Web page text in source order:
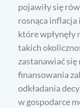
pojawiły się
rosnąca
które wpłynęły
takich
zastanawiać
finansowania
odkładania
w gospodarce